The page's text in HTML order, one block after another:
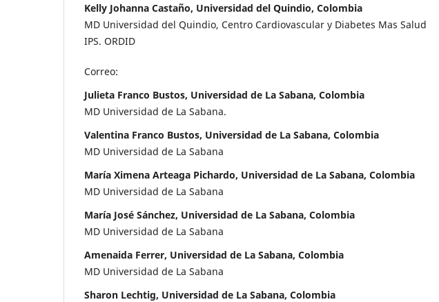
Kelly Johanna Castaño, Universidad del Quindio, Colombia
MD Universidad del Quindio, Centro Cardiovascular y Diabetes Mas Salud
IPS. ORDID
Correo:
Julieta Franco Bustos, Universidad de La Sabana, Colombia
MD Universidad de La Sabana.
Valentina Franco Bustos, Universidad de La Sabana, Colombia
MD Universidad de La Sabana
María Ximena Arteaga Pichardo, Universidad de La Sabana, Colombia
MD Universidad de La Sabana
María José Sánchez, Universidad de La Sabana, Colombia
MD Universidad de La Sabana
Amenaida Ferrer, Universidad de La Sabana, Colombia
MD Universidad de La Sabana
Sharon Lechtig, Universidad de La Sabana, Colombia